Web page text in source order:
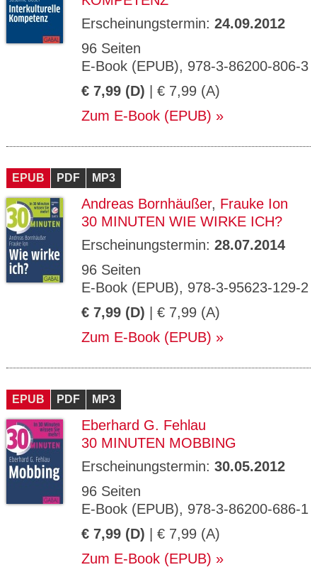
Erscheinungstermin: 24.09.2012
96 Seiten
E-Book (EPUB), 978-3-86200-806-3
€ 7,99 (D) | € 7,99 (A)
Zum E-Book (EPUB)
EPUB PDF MP3
Andreas Bornhäußer, Frauke Ion
30 MINUTEN WIE WIRKE ICH?
Erscheinungstermin: 28.07.2014
96 Seiten
E-Book (EPUB), 978-3-95623-129-2
€ 7,99 (D) | € 7,99 (A)
Zum E-Book (EPUB)
EPUB PDF MP3
Eberhard G. Fehlau
30 MINUTEN MOBBING
Erscheinungstermin: 30.05.2012
96 Seiten
E-Book (EPUB), 978-3-86200-686-1
€ 7,99 (D) | € 7,99 (A)
Zum E-Book (EPUB)